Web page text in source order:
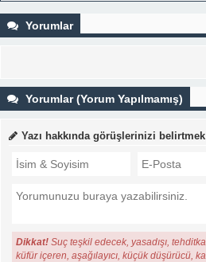
Yorumlar
Yorumlar (Yorum Yapılmamış)
Yazı hakkında görüşlerinizi
Dikkat! Suç teşkil edecek, yasadışı,
küfür içeren, aşağılayıcı, küçük düşürücü,